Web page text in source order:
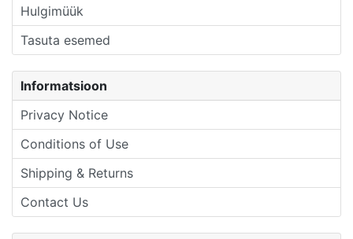
Hulgimüük
Tasuta esemed
Informatsioon
Privacy Notice
Conditions of Use
Shipping & Returns
Contact Us